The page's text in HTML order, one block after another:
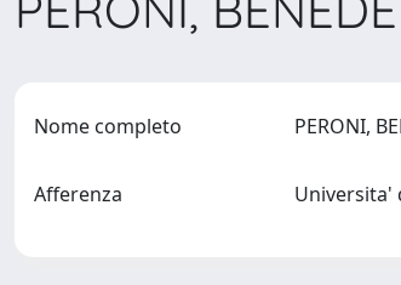
Nome completo PERONI,
Afferenza Universita'